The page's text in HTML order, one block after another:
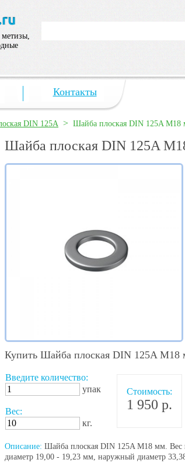
метизы,
Контакты
DIN 125A > Шайба плоская DIN 125A М18
Шайба плоская DIN 125A
Купить Шайба плоская DIN 125A М18
Введите количество:
упак
Вес:
кг.
Стоимость:
1 950 р.
Описание: Шайба плоская DIN 125A М18 мм. Вес
диаметр 19,00 - 19,23 мм, наружный диаметр